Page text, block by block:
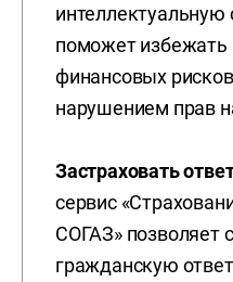
интеллектуальную
поможет избежать
финансовых
нарушением прав
Застраховать
сервис
СОГАЗ» позволяет
гражданскую